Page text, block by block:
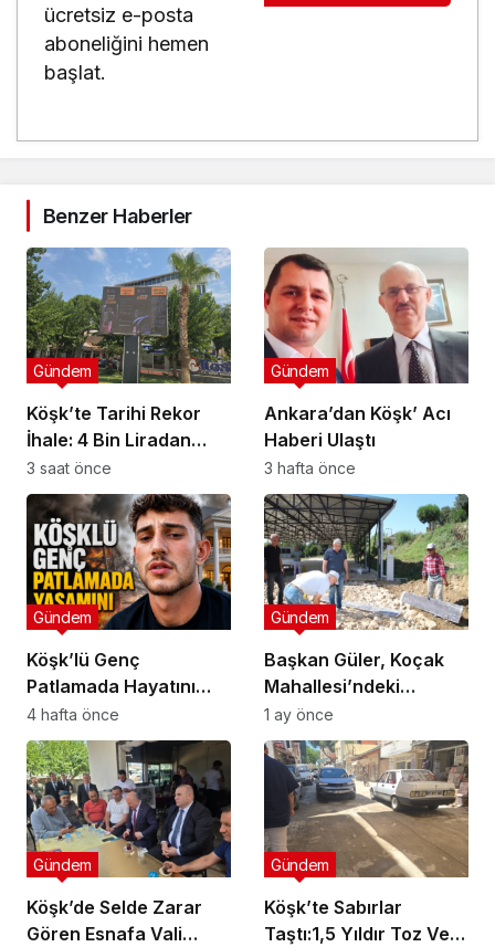
ücretsiz e-posta
aboneliğini hemen
başlat.
Benzer Haberler
Köşk’te Tarihi Rekor
İhale: 4 Bin Liradan
Başladı, 251 Bin Lirada
Bitti
Gündem
3 saat önce
Ankara’dan Köşk’ Acı
Haberi Ulaştı
Gündem
3 hafta önce
Köşk’lü Genç
Patlamada Hayatını
Kaybetti
Gündem
4 hafta önce
Başkan Güler, Koçak
Mahallesi’ndeki
Çalışmaları İnceledi
Gündem
1 ay önce
Köşk’de Selde Zarar
Gören Esnafa Vali
Gündem
Köşk’te Sabırlar
Taştı:1,5 Yıldır Toz Ve
Gündem